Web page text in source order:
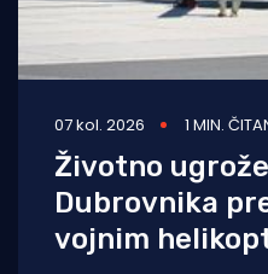
07 kol. 2026 1 MIN.
Životno
Dubrovnika
vojnim